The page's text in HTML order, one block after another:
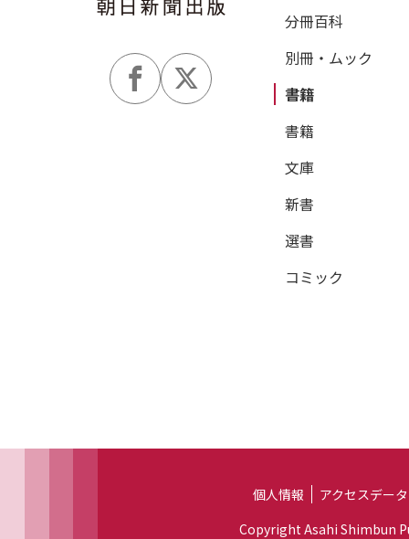
分冊百科
別冊・ムック
書籍
書籍
文庫
新書
選書
コミック
個人情報
アクセスデータ
Copyright Asahi Shimbun